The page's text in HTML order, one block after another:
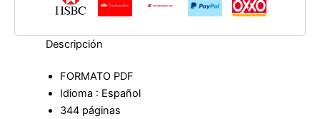
Descripción
FORMATO PDF
Idioma : Español
344 páginas